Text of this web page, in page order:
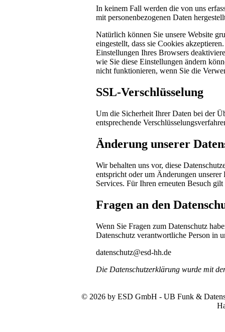
In keinem Fall werden die von uns
mit personenbezogenen Daten
Natürlich können Sie unsere Website
eingestellt, dass sie Cookies
Einstellungen Ihres Browsers
wie Sie diese Einstellungen ändern
nicht funktionieren, wenn Sie die
SSL-Verschlüsselung
Um die Sicherheit Ihrer Daten bei der
entsprechende
Änderung unserer
Wir behalten uns vor, diese
entspricht oder um Änderungen
Services. Für Ihren erneuten Besuch
Fragen an den
Wenn Sie Fragen zum Datenschutz
Datenschutz verantwortliche Person in
datenschutz@esd-hh.de
Die Datenschutzerklärung wurde mit
© 2026 by ESD GmbH - UB Funk &